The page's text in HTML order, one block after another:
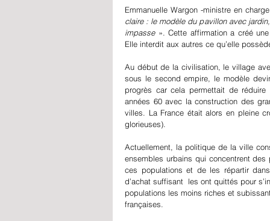
Emmanuelle Wargon -ministre en
claire : le modèle du pavillon avec
impasse ». Cette affirmation a créé
Elle interdit aux autres ce qu’elle
Au début de la civilisation, le village
sous le second empire, le modèle
progrès car cela permettait de
années 60 avec la construction des
villes. La France était alors en pleine
glorieuses).
Actuellement, la politique de la ville
ensembles urbains qui concentrent
ces populations et de les répartir
d’achat suffisant  les ont quittés pour
populations les moins riches et
françaises.